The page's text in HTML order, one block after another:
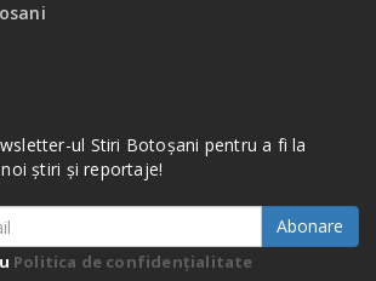
ul Stiri Botoșani pentru a fi la
știri și reportaje!
Abonare
Politica de confidențialitate